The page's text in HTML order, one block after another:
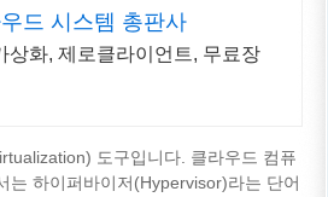
드 시스템 총판사
상화, 제로클라이언트, 무료장
도구입니다. 클라우드 컴퓨
는 하이퍼바이저(Hypervisor)라는 단어